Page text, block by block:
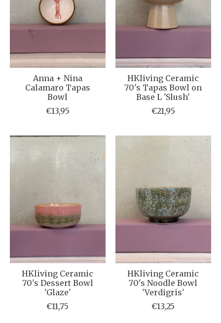
Anna + Nina
Calamaro Tapas
Bowl
€13,95
HKliving Ceramic
70's Tapas Bowl on
Base L 'Slush'
€21,95
HKliving Ceramic
70's Dessert Bowl
'Glaze'
€11,75
HKliving Ceramic
70's Noodle Bowl
'Verdigris'
€13,25